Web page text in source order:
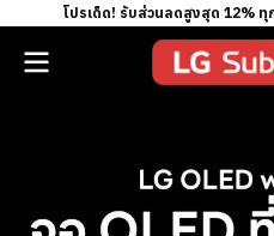
โปรเด็ด! รับส่วนลดสูงสุด 12%